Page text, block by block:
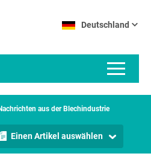
Deutschland
aus der Blechindustrie
Einen Artikel auswählen